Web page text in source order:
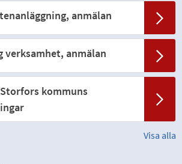
anmälan
verksamhet, anmälan
kommuns
Visa alla